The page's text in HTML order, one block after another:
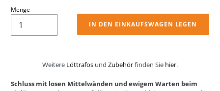
Menge
IN DEN EINKAUFSWAGEN LEGEN
Weitere Löttrafos und Zubehörfinden Sie hier.
Schluss mit losen Mittelwänden und ewigem Warten beim